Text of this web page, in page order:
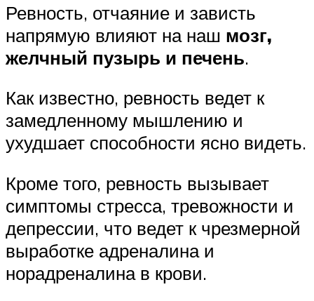
Ревность, отчаяние и зависть
напрямую влияют на наш мозг,
желчный пузырь и печень.
Как известно, ревность ведет к
замедленному мышлению и
ухудшает способности ясно видеть.
Кроме того, ревность вызывает
симптомы стресса, тревожности и
депрессии, что ведет к чрезмерной
выработке адреналина и
норадреналина в крови.